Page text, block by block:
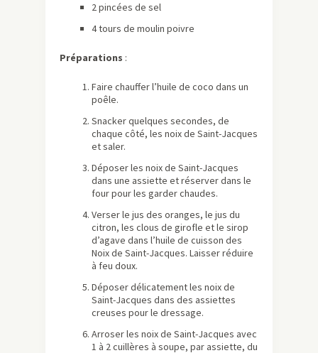
2 pincées de sel
4 tours de moulin poivre
Préparations :
Faire chauffer l’huile de coco dans un
poêle.
Snacker quelques secondes, de
chaque côté, les noix de Saint-Jacques
et saler.
Déposer les noix de Saint-Jacques
dans une assiette et réserver dans le
four pour les garder chaudes.
Verser le jus des oranges, le jus du
citron, les clous de girofle et le sirop
d’agave dans l’huile de cuisson des
Noix de Saint-Jacques. Laisser réduire
à feu doux.
Déposer délicatement les noix de
Saint-Jacques dans des assiettes
creuses pour le dressage.
Arroser les noix de Saint-Jacques avec
1 à 2 cuillères à soupe, par assiette, du